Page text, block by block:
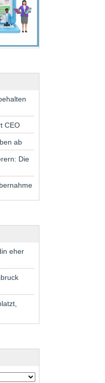
CEO
ab
Die
eher